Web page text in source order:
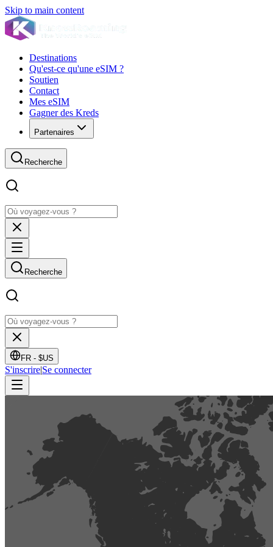
Skip to main content
Destinations
Qu'est-ce qu'une eSIM ?
Soutien
Contact
Mes eSIM
Gagner des Kreds
Partenaires
Recherche
Recherche
FR - $US
S'inscrire|Se connecter